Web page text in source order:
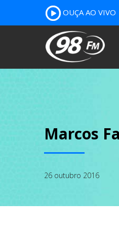
OUÇA AO VIVO
Marcos
26 outubro 2016